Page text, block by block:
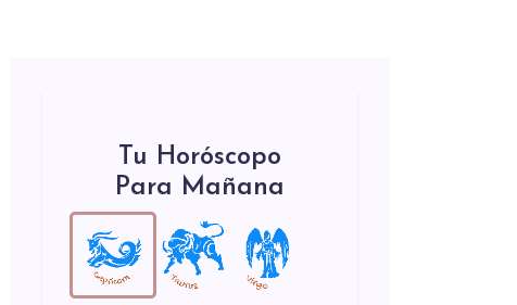
Tu Horóscopo
Para Mañana